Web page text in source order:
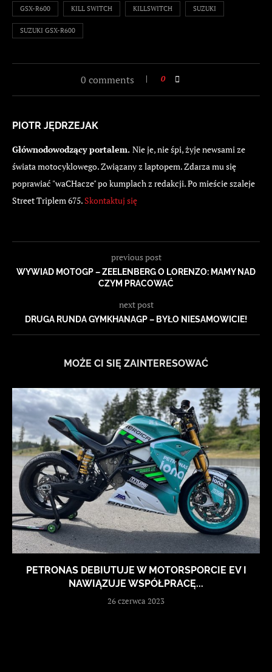
GSX-R600 KILL SWITCH KILLSWITCH SUZUKI
SUZUKI GSX-R600
0 comments 0
PIOTR JĘDRZEJAK
Głównodowodzący portalem. Nie je, nie śpi, żyje newsami ze
świata motocyklowego. Związany z laptopem. Zdarza mu się
poprawiać "waCHacze" po kumplach z redakcji. Po mieście szaleje
Street Triplem 675. Skontaktuj się
previous post
WYWIAD MOTOGP – ZEELENBERG O LORENZO: MAMY NAD
CZYM PRACOWAĆ
next post
DRUGA RUNDA GYMKHANAGP – BYŁO NIESAMOWICIE!
MOŻE CI SIĘ ZAINTERESOWAĆ
PETRONAS DEBIUTUJE W MOTORSPORCIE EV I
NAWIĄZUJE WSPÓŁPRACĘ...
26 czerwca 2023